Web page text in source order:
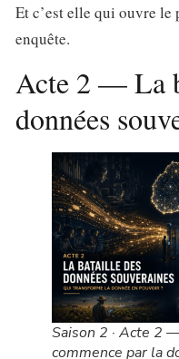
Et c’est elle qui ouvre
enquête.
Acte 2 — La
données
Saison 2 · Acte 2
commence par la